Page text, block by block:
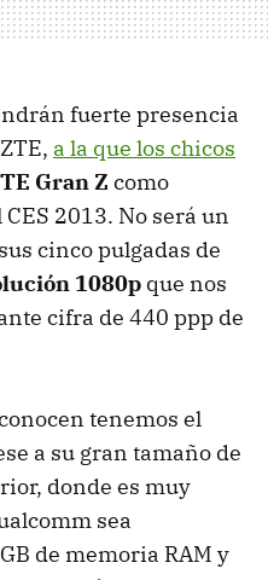
fuerte presencia
a la que los chicos
Gran Z como
2013. No será un
cinco pulgadas de
1080p que nos
cifra de 440 ppp de
tenemos el
a su gran tamaño de
donde es muy
sea
de memoria RAM y